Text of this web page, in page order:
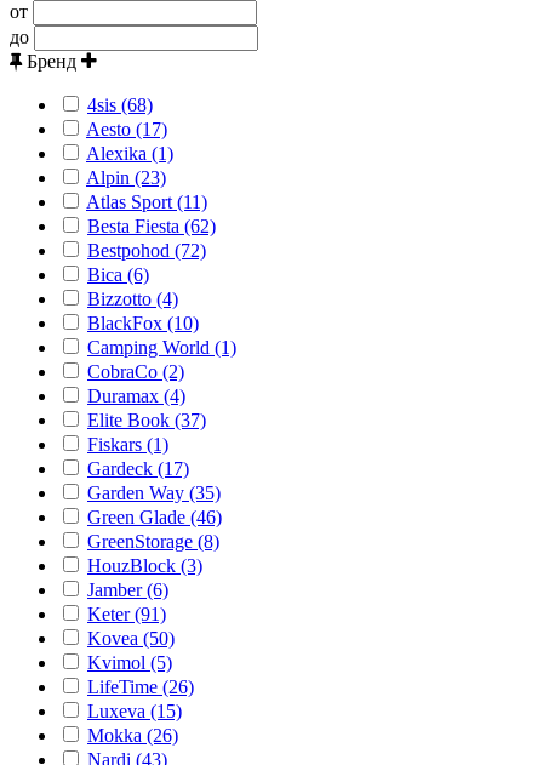
от
до
Бренд
4sis (68)
Aesto (17)
Alexika (1)
Alpin (23)
Atlas Sport (11)
Besta Fiesta (62)
Bestpohod (72)
Bica (6)
Bizzotto (4)
BlackFox (10)
Camping World (1)
CobraCo (2)
Duramax (4)
Elite Book (37)
Fiskars (1)
Gardeck (17)
Garden Way (35)
Green Glade (46)
GreenStorage (8)
HouzBlock (3)
Jamber (6)
Keter (91)
Kovea (50)
Kvimol (5)
LifeTime (26)
Luxeva (15)
Mokka (26)
Nardi (43)